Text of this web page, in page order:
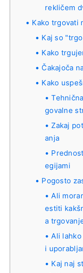
rekličem
Kako trgovati
Kaj so
Kako
Čakajoča
Kako
govalne
Zakaj
anja
egijami
Pogosto
Ali
estiti
a
Ali
i
Kaj naj